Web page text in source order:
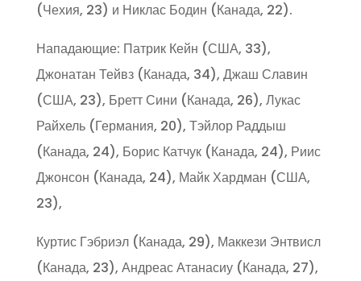
(Чехия, 23) и Никлас Бодин (Канада, 22).
Нападающие: Патрик Кейн (США, 33),
Джонатан Тейвз (Канада, 34), Джаш Славин
(США, 23), Бретт Сини (Канада, 26), Лукас
Райхель (Германия, 20), Тэйлор Раддыш
(Канада, 24), Борис Катчук (Канада, 24), Риис
Джонсон (Канада, 24), Майк Хардман (США,
23),
Куртис Гэбриэл (Канада, 29), Маккези Энтвисл
(Канада, 23), Андреас Атанасиу (Канада, 27),